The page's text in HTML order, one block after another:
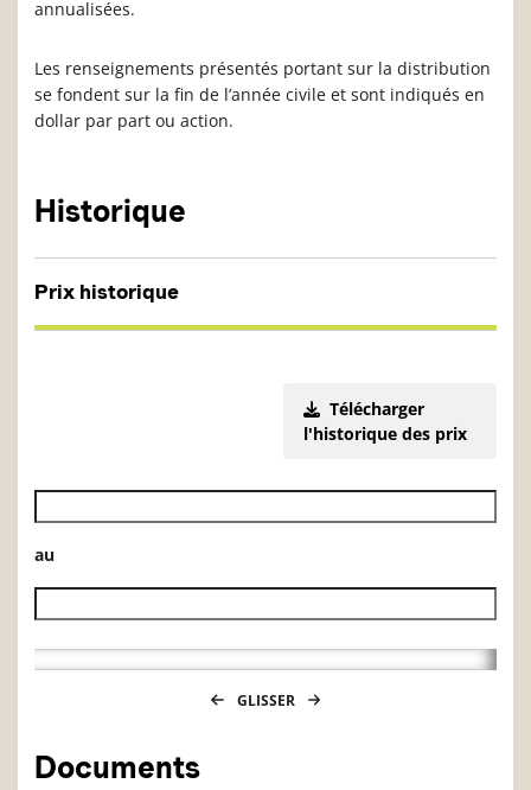
annualisées.
Les renseignements présentés portant sur la distribution
se fondent sur la fin de l’année civile et sont indiqués en
dollar par part ou action.
Historique
Prix historique
Télécharger
l'historique des prix
Date de début de l’historique des VL
au
Date de fin de l’historique des VL
GLISSER
Documents